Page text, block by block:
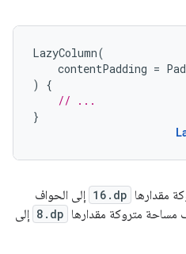
LazyColumn(
contentPadding =
)
{
// ...
}
مقدارها 16.dp إلى الحواف
مساحة متروكة مقدارها 8.dp إلى